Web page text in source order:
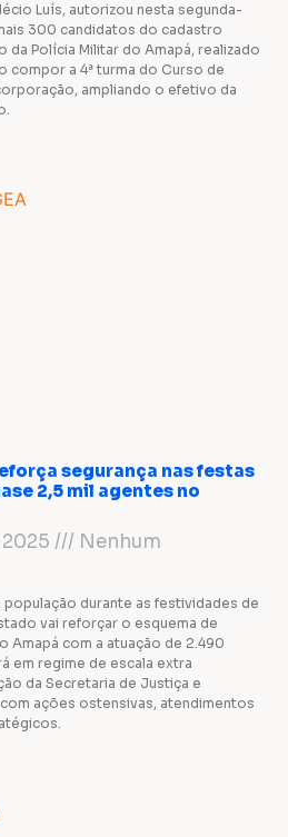
Luís, autorizou nesta segunda-
300 candidatos do cadastro
Polícia Militar do Amapá, realizado
compor a 4ª turma do Curso de
ampliando o efetivo da
segurança nas festas
2,5 mil agentes no
Nenhum
população durante as festividades de
vai reforçar o esquema de
Amapá com a atuação de 2.490
em regime de escala extra
da Secretaria de Justiça e
ações ostensivas, atendimentos